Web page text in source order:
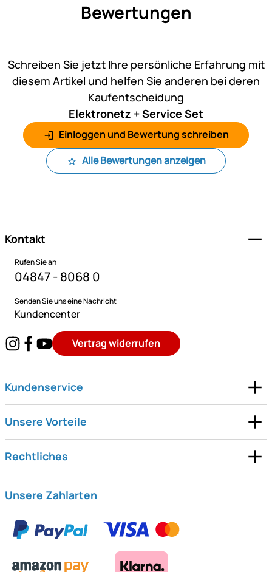
Bewertungen
Schreiben Sie jetzt Ihre persönliche Erfahrung mit
diesem Artikel und helfen Sie anderen bei deren
Kaufentscheidung
Elektronetz + Service Set
Einloggen und Bewertung schreiben
Alle Bewertungen anzeigen
Kontakt
Rufen Sie an
04847 - 8068 0
Senden Sie uns eine Nachricht
Kundencenter
Vertrag widerrufen
Kundenservice
Unsere Vorteile
Rechtliches
Unsere Zahlarten